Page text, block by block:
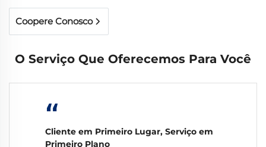
Coopere Conosco
O Serviço Que Oferecemos Para Você
“
Cliente em Primeiro Lugar, Serviço em
Primeiro Plano